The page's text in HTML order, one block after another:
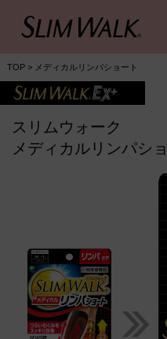
TOP> メディカルリンパショート
スリムウォーク
メディカルリンパシ